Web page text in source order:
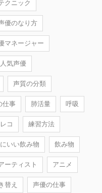
クニック
優のなり方
マネージャー
人気声優
声質の分類
仕事 肺活量 呼吸
コ 練習方法
いい飲み物 飲み物
ーティスト アニメ
替え 声優の仕事